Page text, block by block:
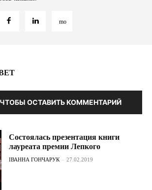
ОСТАВИТЬ КОММЕНТАРИЙ
Состоялась презентация книги
лауреата премии Лепкого
ІВАННА ГОНЧАРУК - 27.02.2019